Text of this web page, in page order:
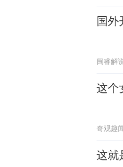
国外
闽睿解
这个
奇观趣
这就